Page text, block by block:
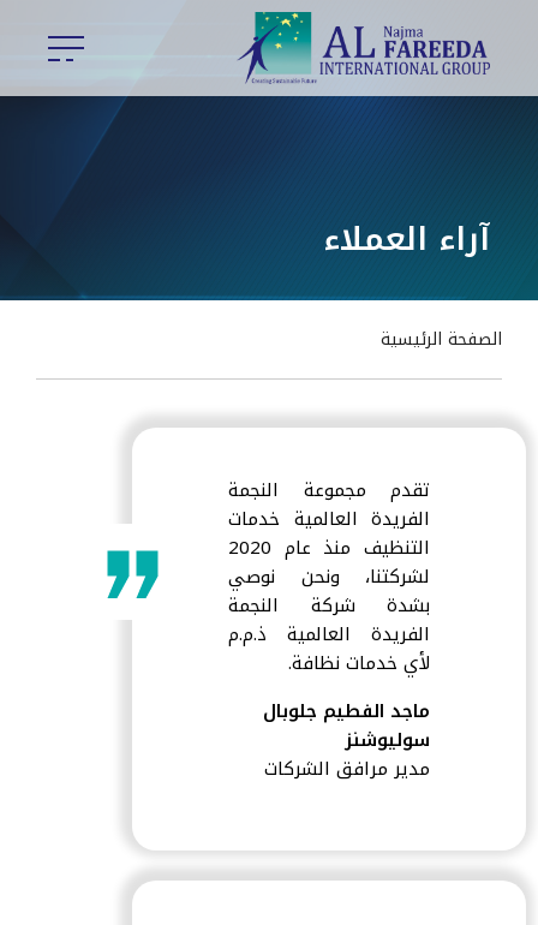
آراء العملاء
الصفحة الرئيسية
تقدم مجموعة النجمة
الفريدة العالمية خدمات
التنظيف منذ عام 2020
لشركتنا، ونحن نوصي
بشدة شركة النجمة
الفريدة العالمية ذ.م.م
لأي خدمات نظافة.
ماجد الفطيم جلوبال
سوليوشنز
مدير مرافق الشركات